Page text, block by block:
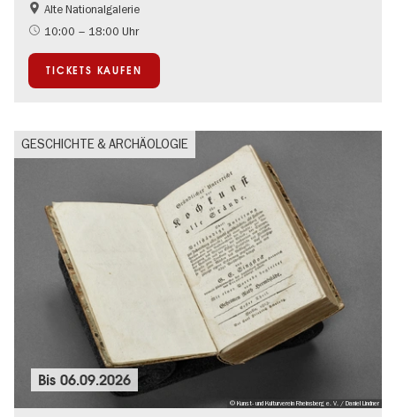
200 Jahre Museumsinsel
UNESCO Welterbe
Alte Nationalgalerie
10:00 – 18:00 Uhr
TICKETS KAUFEN
GESCHICHTE & ARCHÄOLOGIE
© Kunst- und Kulturverein Rheinsberg e. V. / Daniel Lindner
Bis06.09.2026